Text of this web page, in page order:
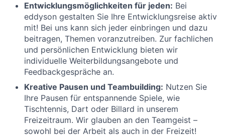
Entwicklungsmöglichkeiten für jeden: Bei
eddyson gestalten Sie Ihre Entwicklungsreise aktiv
mit! Bei uns kann sich jeder einbringen und dazu
beitragen, Themen voranzutreiben. Zur fachlichen
und persönlichen Entwicklung bieten wir
individuelle Weiterbildungs­angebote und
Feedbackgespräche an.
Kreative Pausen und Teambuilding: Nutzen Sie
Ihre Pausen für entspannende Spiele, wie
Tischtennis, Dart oder Billard in unserem
Freizeitraum. Wir glauben an den Teamgeist –
sowohl bei der Arbeit als auch in der Freizeit!